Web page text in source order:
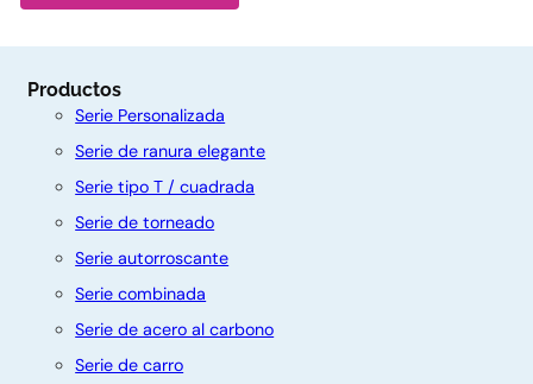
Productos
Serie Personalizada
Serie de ranura elegante
Serie tipo T / cuadrada
Serie de torneado
Serie autorroscante
Serie combinada
Serie de acero al carbono
Serie de carro